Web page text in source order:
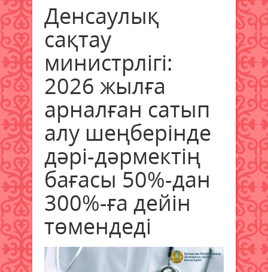
Денсаулық
сақтау
министрлігі:
2026 жылға
арналған сатып
алу шеңберінде
дәрі-дәрмектің
бағасы 50%-дан
300%-ға дейін
төмендеді